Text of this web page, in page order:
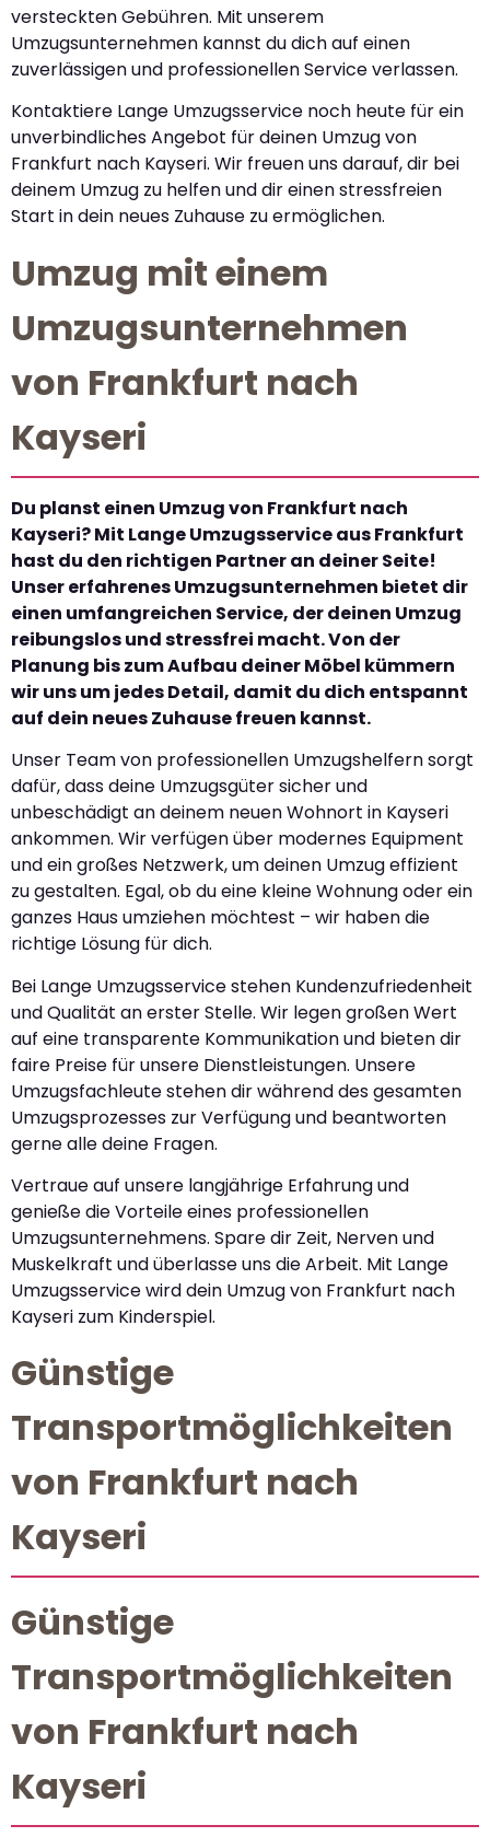
versteckten Gebühren. Mit unserem
Umzugsunternehmen kannst du dich auf einen
zuverlässigen und professionellen Service verlassen.
Kontaktiere Lange Umzugsservice noch heute für ein
unverbindliches Angebot für deinen Umzug von
Frankfurt nach Kayseri. Wir freuen uns darauf, dir bei
deinem Umzug zu helfen und dir einen stressfreien
Start in dein neues Zuhause zu ermöglichen.
Umzug mit einem
Umzugsunternehmen
von Frankfurt nach
Kayseri
Du planst einen Umzug von Frankfurt nach
Kayseri? Mit Lange Umzugsservice aus Frankfurt
hast du den richtigen Partner an deiner Seite!
Unser erfahrenes Umzugsunternehmen bietet dir
einen umfangreichen Service, der deinen Umzug
reibungslos und stressfrei macht. Von der
Planung bis zum Aufbau deiner Möbel kümmern
wir uns um jedes Detail, damit du dich entspannt
auf dein neues Zuhause freuen kannst.
Unser Team von professionellen Umzugshelfern sorgt
dafür, dass deine Umzugsgüter sicher und
unbeschädigt an deinem neuen Wohnort in Kayseri
ankommen. Wir verfügen über modernes Equipment
und ein großes Netzwerk, um deinen Umzug effizient
zu gestalten. Egal, ob du eine kleine Wohnung oder ein
ganzes Haus umziehen möchtest – wir haben die
richtige Lösung für dich.
Bei Lange Umzugsservice stehen Kundenzufriedenheit
und Qualität an erster Stelle. Wir legen großen Wert
auf eine transparente Kommunikation und bieten dir
faire Preise für unsere Dienstleistungen. Unsere
Umzugsfachleute stehen dir während des gesamten
Umzugsprozesses zur Verfügung und beantworten
gerne alle deine Fragen.
Vertraue auf unsere langjährige Erfahrung und
genieße die Vorteile eines professionellen
Umzugsunternehmens. Spare dir Zeit, Nerven und
Muskelkraft und überlasse uns die Arbeit. Mit Lange
Umzugsservice wird dein Umzug von Frankfurt nach
Kayseri zum Kinderspiel.
Günstige
Transportmöglichkeiten
von Frankfurt nach
Kayseri
Günstige
Transportmöglichkeiten
von Frankfurt nach
Kayseri